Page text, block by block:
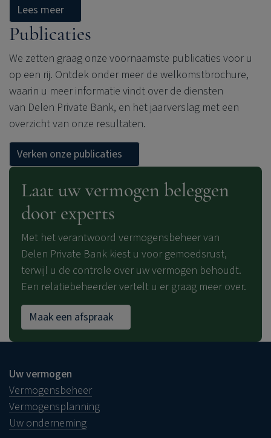
Lees meer
Publicaties
We zetten graag onze voornaamste publicaties voor u
op een rij. Ontdek onder meer de welkomstbrochure,
waarin u meer informatie vindt over de diensten
van Delen Private Bank, en het jaarverslag met een
overzicht van onze resultaten.
Verken onze publicaties
Laat uw vermogen beleggen
door experts
Met het verantwoord vermogensbeheer van
Delen Private Bank kiest u voor gemoedsrust,
terwijl u de controle over uw vermogen behoudt.
Een relatiebeheerder vertelt u er graag meer over.
Maak een afspraak
Uw vermogen
Vermogensbeheer
Vermogensplanning
Uw onderneming